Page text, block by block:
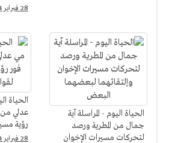
28 فبراير 2014 6:00 م
الحياة اليوم - المراسلة آية
جمال من المطرية ورصد
لتحركات مسيرات الإخوان
الحياة
عدلي
رؤية
الأمن
28 فبراير 2014 6:00 م